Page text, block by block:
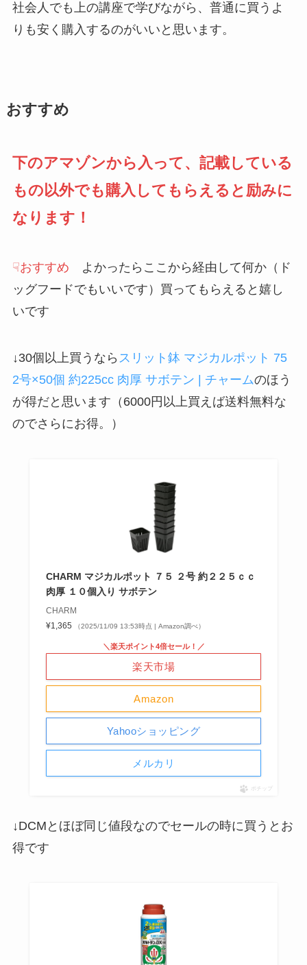
社会人でも上の講座で学びながら、普通に買うよ
りも安く購入するのがいいと思います。
おすすめ
下のアマゾンから入って、記載している
もの以外でも購入してもらえると励みに
なります！
☟おすすめ よかったらここから経由して何か（ド
ッグフードでもいいです）買ってもらえると嬉し
いです
↓30個以上買うなら スリット鉢 マジカルポット 75
2号×50個 約225cc 肉厚 サボテン | チャームのほう
が得だと思います（6000円以上買えば送料無料な
のでさらにお得。）
CHARM マジカルポット ７５ ２号 約２２５ｃｃ
肉厚 １０個入り サボテン
CHARM
¥1,365
（2025/11/09 13:53時点 | Amazon調べ）
Amazon
＼楽天ポイント4倍セール！／
楽天市場
Yahooショッピング
メルカリ
ポチップ
↓DCMとほぼ同じ値段なのでセールの時に買うとお
得です